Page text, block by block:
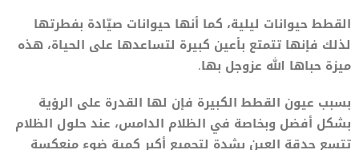
القطط حيوانات ليلية، كما أنها حيوانات صيّادة بفطرتها
لذلك فإنها تتمتع بأعين كبيرة لتساعدها على الحياة، هذه
ميزة حباها الله عزوجل بها.
بسبب عيون القطط الكبيرة فإن لها القدرة على الرؤية
بشكل أفضل وبخاصة في الظلام الدامس، عند حلول الظلام
تتسع حدقة العين بشدة لتجميع أكبر كمية ضوء منعكسة